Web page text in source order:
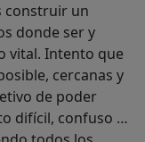
construir un
donde ser y
vital. Intento que
cercanas y
de poder
difícil, confuso o